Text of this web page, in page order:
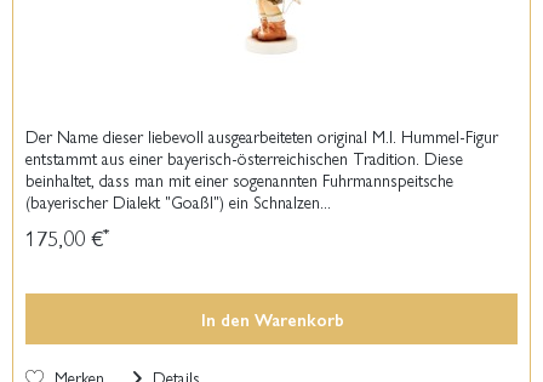
Der Name dieser liebevoll ausgearbeiteten original M.I. Hummel-Figur
entstammt aus einer bayerisch-österreichischen Tradition. Diese
beinhaltet, dass man mit einer sogenannten Fuhrmannspeitsche
(bayerischer Dialekt "Goaßl") ein Schnalzen...
175,00 €*
In den Warenkorb